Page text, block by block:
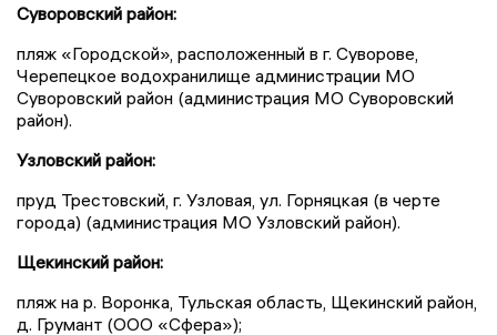
Суворовский район:
пляж «Городской», расположенный в г. Суворове,
Черепецкое водохранилище администрации МО
Суворовский район (администрация МО Суворовский
район).
Узловский район:
пруд Трестовский, г. Узловая, ул. Горняцкая (в черте
города) (администрация МО Узловский район).
Щекинский район:
пляж на р. Воронка, Тульская область, Щекинский район,
д. Грумант (ООО «Сфера»);